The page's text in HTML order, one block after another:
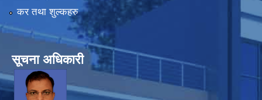
कर तथा शुल्कहरु
सूचना अधिकारी